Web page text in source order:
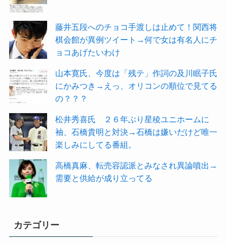
藤井五段へのチョコ手渡しは止めて！関西将
棋会館が異例ツイート→何で女は有名人にチ
ョコあげたいわけ
山本寛氏、今度は「残テ」作詞の及川眠子氏
にかみつき→えっ、オリコンの順位で見てる
の？？？
松井秀喜氏 ２６年ぶり星稜ユニホームに
袖、石橋貴明と対決→石橋は嫌いだけど唯一
楽しみにしてる番組。
高橋真麻、転売容認派とみなされ異論噴出→
需要と供給が成り立ってる
カテゴリー